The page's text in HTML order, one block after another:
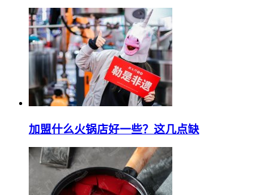
加盟什么火锅店好一些？这几点缺